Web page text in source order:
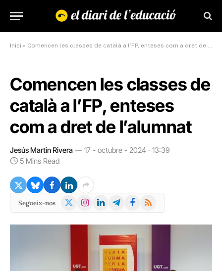
Inici » Comencen les classes de català a l’FP, enteses com a dret de l’alumnat
Comencen les classes de
català a l’FP, enteses
com a dret de l’alumnat
Jesús Martin Rivera
17 - octubre - 2024 · 13:39
5 Mins Read
Segueix-nos
X
Instagram
LinkedInTelegramFacebook
RSS